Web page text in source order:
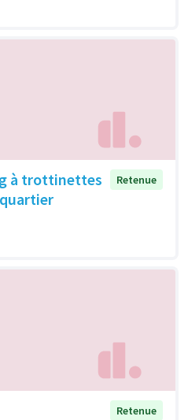
à trottinettes
Retenue
Retenue